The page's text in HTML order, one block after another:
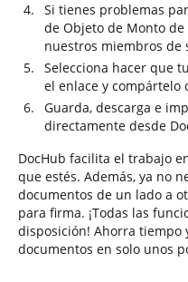
Si tienes problemas
de Objeto de Monto de
nuestros miembros de
Selecciona hacer que
el enlace y compártelo
Guarda, descarga e
directamente desde
DocHub facilita el trabajo
que estés. Además, ya no
documentos de un lado a
para firma. ¡Todas las
disposición! Ahorra tiempo
documentos en solo unos